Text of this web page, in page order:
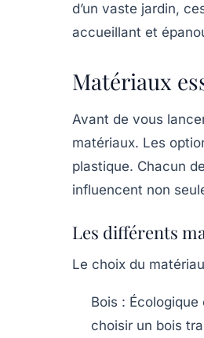
d’un vaste jardin,
accueillant et
Matériaux
Avant de vous
matériaux. Les
plastique. Chacun
influencent non
Les différents
Le choix du
Bois :
choisir un bois